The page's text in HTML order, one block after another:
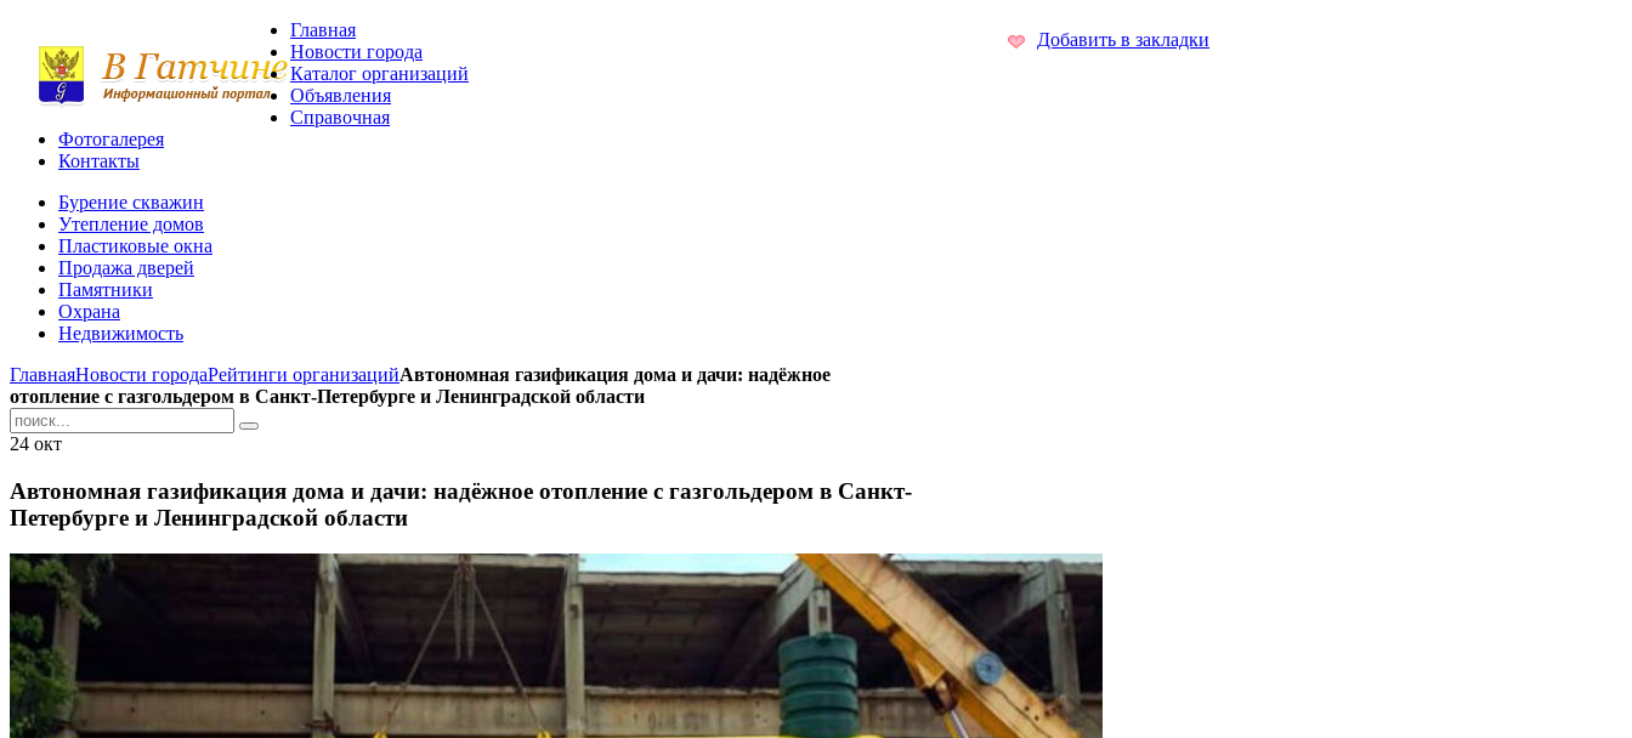
Добавить в закладки
Главная
Новости города
Каталог организаций
Объявления
Справочная
Фотогалерея
Контакты
Бурение скважин
Утепление домов
Пластиковые окна
Продажа дверей
Памятники
Охрана
Недвижимость
ГлавнаяНовости городаРейтинги организацийАвтономная газификация дома и дачи: надёжное
отопление с газгольдером в Санкт-Петербурге и Ленинградской области
24 окт
Автономная газификация дома и дачи: надёжное отопление с газгольдером в Санкт-
Петербурге и Ленинградской области